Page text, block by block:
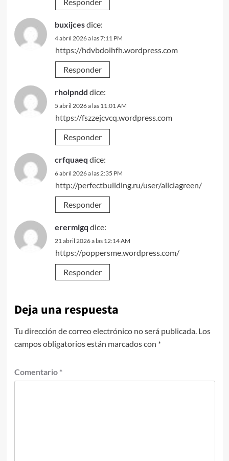
buxijcesdice:
4 abril 2026 a las 7:11 PM
https://hdvbdoihfh.wordpress.com
Responder
rholpndd dice:
5 abril 2026 a las 11:01 AM
https://fszzejcvcq.wordpress.com
Responder
crfquaeq dice:
6 abril 2026 a las 2:35 PM
http://perfectbuilding.ru/user/aliciagreen/
Responder
erermigq dice:
21 abril 2026 a las 12:14 AM
https://poppersme.wordpress.com/
Responder
Deja una respuesta
Tu dirección de correo electrónico no será publicada. Los
campos obligatorios están marcados con *
Comentario *